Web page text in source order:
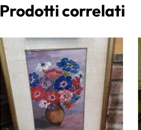
Prodotti correlati